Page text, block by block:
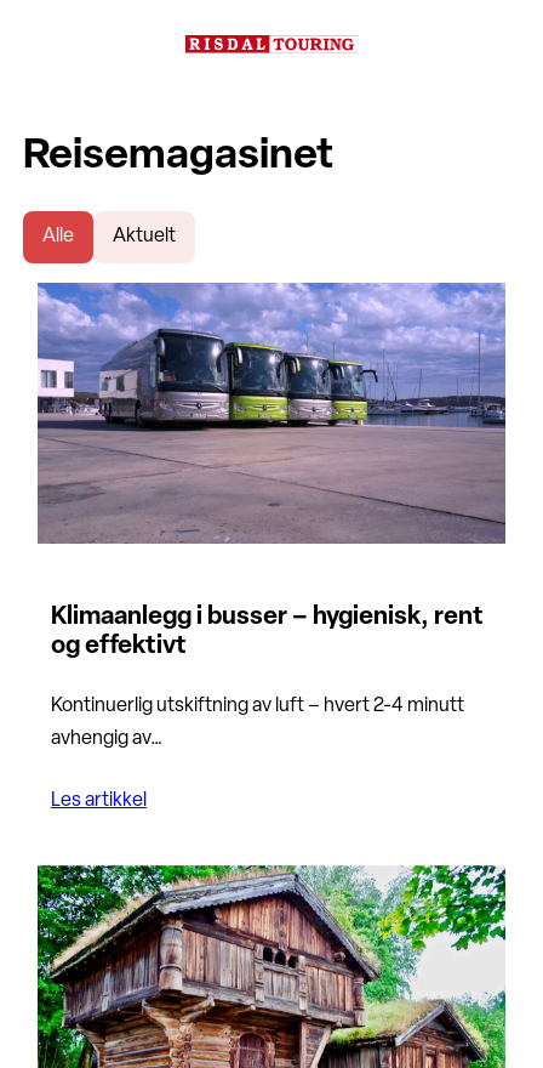
Reisemagasinet
Alle Aktuelt
Klimaanlegg i busser – hygienisk, rent
og effektivt
Kontinuerlig utskiftning av luft – hvert 2-4 minutt
avhengig av…
Les artikkel